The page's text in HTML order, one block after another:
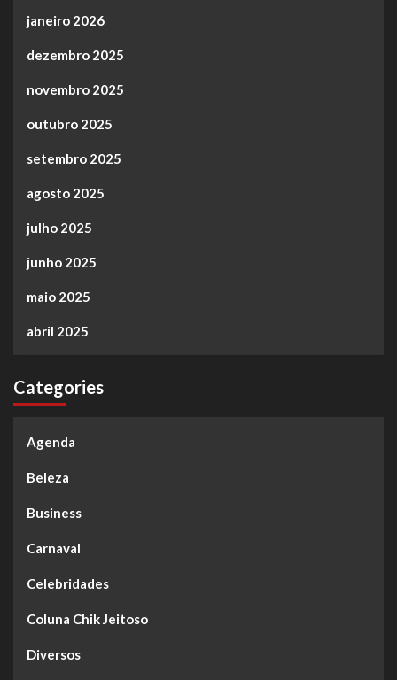
janeiro 2026
dezembro 2025
novembro 2025
outubro 2025
setembro 2025
agosto 2025
julho 2025
junho 2025
maio 2025
abril 2025
Categories
Agenda
Beleza
Business
Carnaval
Celebridades
Coluna Chik Jeitoso
Diversos